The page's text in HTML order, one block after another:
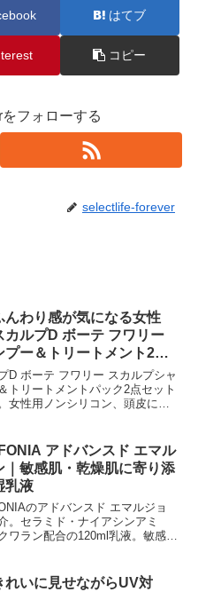
はてブ
コピー
フォローする
selectlife-forever
んわり感が気になる女性
カルプD ボーテ フワリー
プー＆トリートメント2点
D ボーテ フワリー スカルプシャ
トリートメントパック2点セット
女性用ノンシリコン、頭皮にも
徴をわかりやすく解説します。
アドバンスド エマル
｜敏感肌・乾燥肌に寄り添
乳液
のアドバンスド エマルジョ
。セラミド・ナイアシンアミ
ワラン配合の120ml乳液。敏感肌
おすすめです。
れいに見せながらUV対